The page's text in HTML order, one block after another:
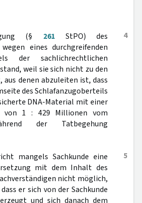
4
(§ 261 StPO) des
eines durchgreifenden
der sachlichrechtlichen
weil sie sich nicht zu den
aus denen abzuleiten ist, dass
des Schlafanzugoberteils
DNA-Material mit einer
von 1 : 429 Millionen vom
der Tatbegehung
5
mangels Sachkunde eine
mit dem Inhalt des
nicht möglich,
er sich von der Sachkunde
und sich danach dem